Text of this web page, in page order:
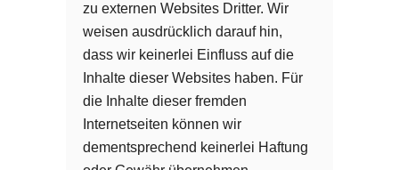
zu externen Websites Dritter. Wir
weisen ausdrücklich darauf hin,
dass wir keinerlei Einfluss auf die
Inhalte dieser Websites haben. Für
die Inhalte dieser fremden
Internetseiten können wir
dementsprechend keinerlei Haftung